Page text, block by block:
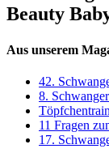
Beauty
Aus unserem
42.
8.
11 Fragen
17.